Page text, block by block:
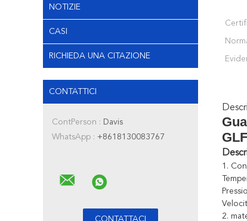
NOTIZIE
CASI
RICHIEDA UNA CITAZIONE
CONTATTICI
ContPerson : Davis
WhatsApp : +8618130083767
1.
2.